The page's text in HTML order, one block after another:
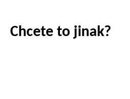
Chcete to jinak?